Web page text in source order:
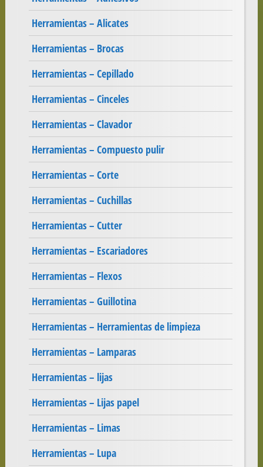
Herramientas – Alicates
Herramientas – Brocas
Herramientas – Cepillado
Herramientas – Cinceles
Herramientas – Clavador
Herramientas – Compuesto pulir
Herramientas – Corte
Herramientas – Cuchillas
Herramientas – Cutter
Herramientas – Escariadores
Herramientas – Flexos
Herramientas – Guillotina
Herramientas – Herramientas de limpieza
Herramientas – Lamparas
Herramientas – lijas
Herramientas – Lijas papel
Herramientas – Limas
Herramientas – Lupa